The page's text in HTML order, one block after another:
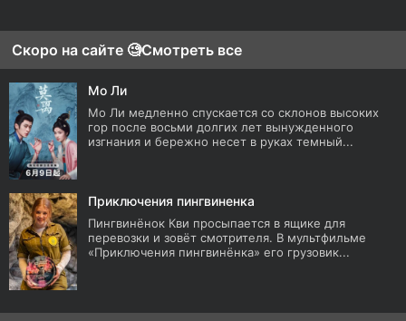
Скоро на сайте 🧐Смотреть все
Мо Ли
Мо Ли медленно спускается со склонов высоких
гор после восьми долгих лет вынужденного
изгнания и бережно несет в руках темный...
Приключения пингвиненка
Пингвинёнок Кви просыпается в ящике для
перевозки и зовёт смотрителя. В мультфильме
«Приключения пингвинёнка» его грузовик...